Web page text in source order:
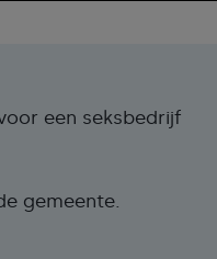
een seksbedrijf
gemeente.